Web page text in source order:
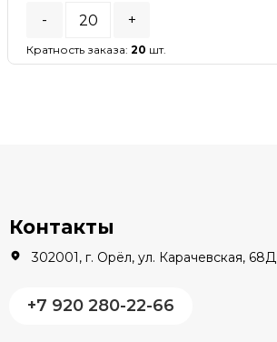
- +
Кратность заказа: 20 шт.
Контакты
302001, г. Орёл, ул. Карачевская, 68Д
+7 920 280-22-66